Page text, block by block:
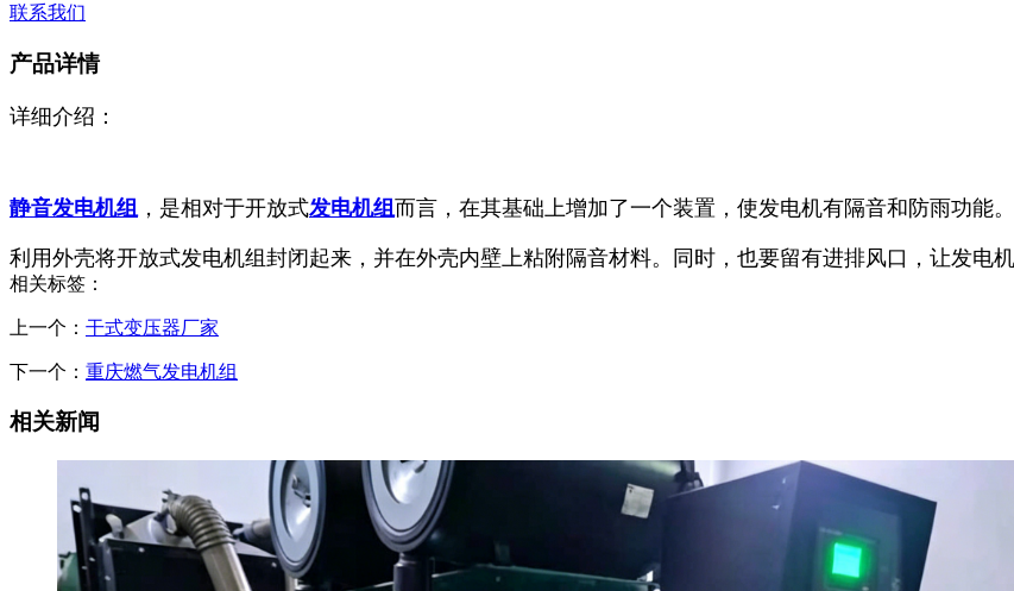
联系我们
产品详情
详细介绍：
静音发电机组 ，是相对于开放式发电机组 而言，在其基础上增加了一个装置，使发电机有隔音和防雨功能。
利用外壳将开放式发电机组封闭起来，并在外壳内壁上粘附隔音材料。同时，也要留有进排风口，让发电机
相关标签：
上一个： 干式变压器厂家
下一个： 重庆燃气发电机组
相关新闻